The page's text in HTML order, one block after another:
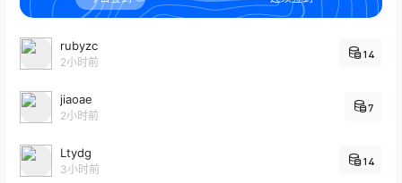
rubyzc
2小时前
14
jiaoae
2小时前
7
Ltydg
3小时前
14